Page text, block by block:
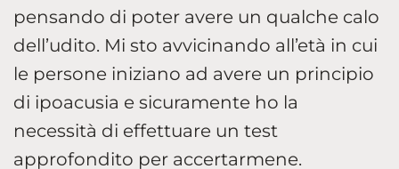
pensando di poter avere un qualche calo
dell’udito. Mi sto avvicinando all’età in cui
le persone iniziano ad avere un principio
di ipoacusia e sicuramente ho la
necessità di effettuare un test
approfondito per accertarmene.